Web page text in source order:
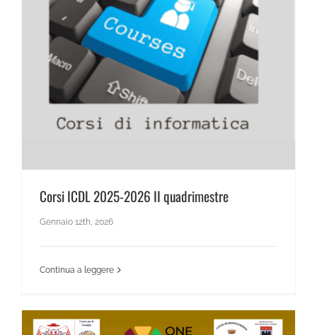
Corsi ICDL 2025-2026 II quadrimestre
Gennaio 12th, 2026
Continua a leggere